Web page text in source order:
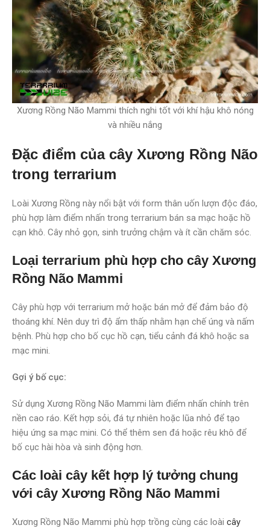
Xương Rồng Não Mammi thích nghi tốt với khí hậu khô nóng
và nhiều nắng
Đặc điểm của cây Xương Rồng Não
trong terrarium
Loài Xương Rồng này nổi bật với form thân uốn lượn độc đáo,
phù hợp làm điểm nhấn trong terrarium bán sa mạc hoặc hồ
cạn khô. Cây nhỏ gọn, sinh trưởng chậm và ít cần chăm sóc.
Loại terrarium phù hợp cho cây Xương
Rồng Não Mammi
Cây phù hợp với terrarium mở hoặc bán mở để đảm bảo độ
thoáng khí. Nên duy trì độ ẩm thấp nhằm hạn chế úng và nấm
bệnh. Phù hợp cho bố cục hồ cạn, tiểu cảnh đá khô hoặc sa
mạc mini.
Gợi ý bố cục:
Sử dụng Xương Rồng Não Mammi làm điểm nhấn chính trên
nền cao ráo. Kết hợp sỏi, đá tự nhiên hoặc lũa nhỏ để tạo
hiệu ứng sa mạc mini. Có thể thêm sen đá hoặc rêu khô để
bố cục hài hòa và sinh động hơn.
Các loài cây kết hợp lý tưởng chung
với cây Xương Rồng Não Mammi
Xương Rồng Não Mammi phù hợp trồng cùng các loài cây